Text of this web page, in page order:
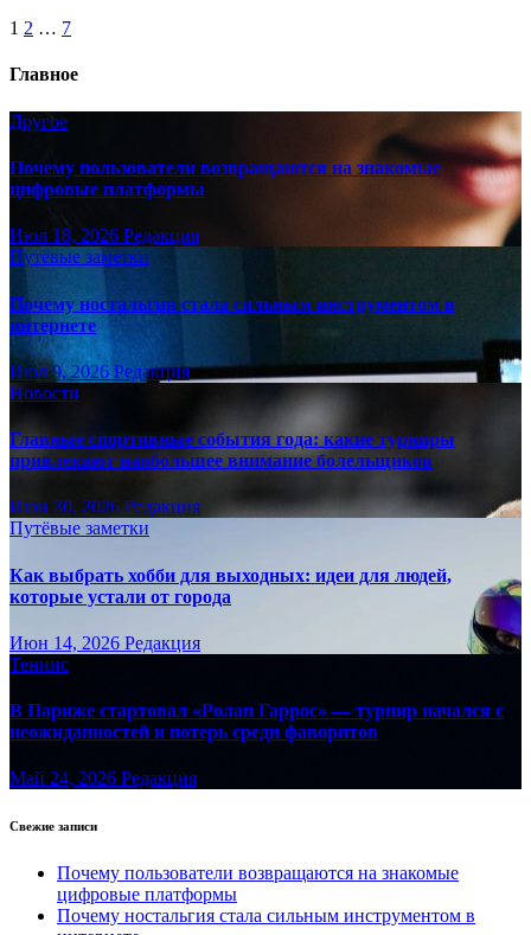
Пагинация
записей
1 2 … 7
Главное
Другое
Почему пользователи возвращаются на знакомые
цифровые платформы
Июл 18, 2026 Редакция
Путёвые заметки
Почему ностальгия стала сильным инструментом в
интернете
Июл 9, 2026 Редакция
Новости
Главные спортивные события года: какие турниры
привлекают наибольшее внимание болельщиков
Июн 30, 2026 Редакция
Путёвые заметки
Как выбрать хобби для выходных: идеи для людей,
которые устали от города
Июн 14, 2026 Редакция
Теннис
В Париже стартовал «Ролан Гаррос» — турнир начался с
неожиданностей и потерь среди фаворитов
Май 24, 2026 Редакция
Свежие записи
Почему пользователи возвращаются на знакомые
цифровые платформы
Почему ностальгия стала сильным инструментом в